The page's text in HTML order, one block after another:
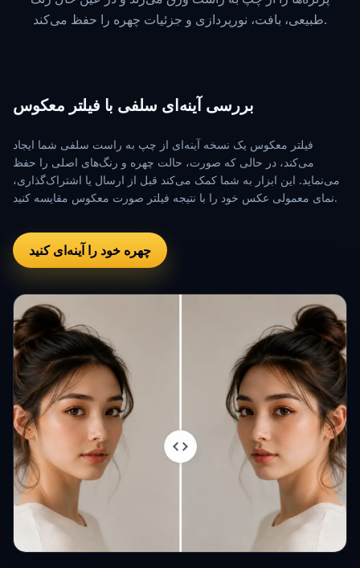
طبیعی، بافت، نورپردازی و جزئیات چهره را حفظ می‌کند.
بررسی آینه‌ای سلفی با فیلتر معکوس
فیلتر معکوس یک نسخه آینه‌ای از چپ به راست سلفی شما ایجاد
می‌کند، در حالی که صورت، حالت چهره و رنگ‌های اصلی را حفظ
می‌نماید. این ابزار به شما کمک می‌کند قبل از ارسال یا اشتراک‌گذاری،
نمای معمولی عکس خود را با نتیجه فیلتر صورت معکوس مقایسه کنید.
چهره خود را آینه‌ای کنید